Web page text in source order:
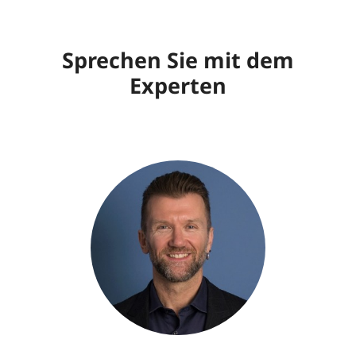
Sprechen Sie mit dem
Experten